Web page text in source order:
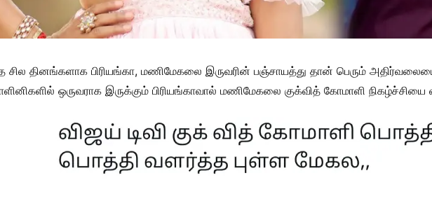
சில தினங்களாக பிரியங்கா, மணிமேகலை இருவரின் பஞ்சாயத்து தான் பெரும்
ஒருவராக இருக்கும் பிரியங்காவால் மணிமேகலை குக்வித் கோமாளி நிகழ்ச்சியை